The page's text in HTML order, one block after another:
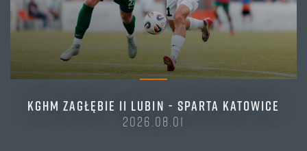
KGHM ZAGŁĘBIE II LUBIN - SPARTA KATOWICE
2026.08.01